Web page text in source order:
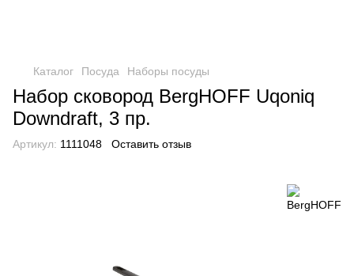
Каталог Посуда Наборы посуды
Набор сковород BergHOFF Uqoniq
Downdraft, 3 пр.
Артикул: 1111048 Оставить отзыв